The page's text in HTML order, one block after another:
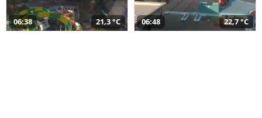
06:38 21,3 °C 06:48 22,7 °C